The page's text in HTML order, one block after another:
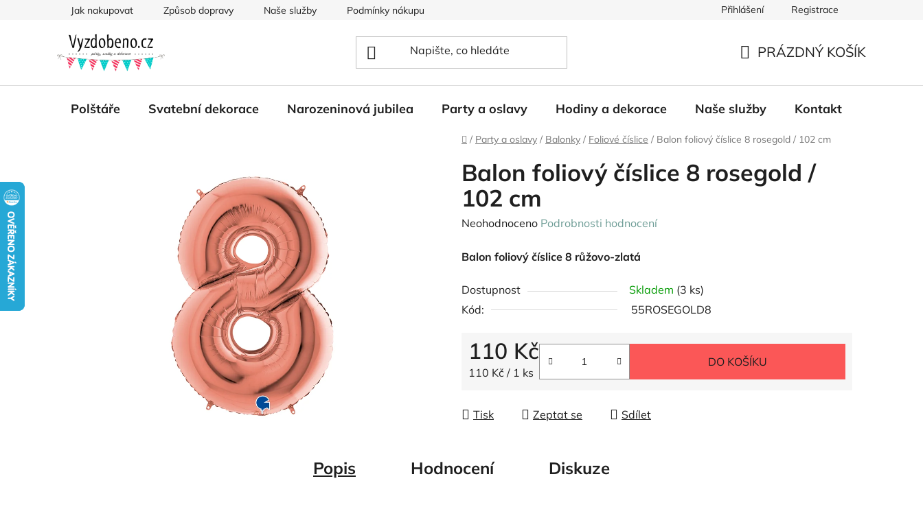
Jak nakupovat Způsob dopravy Naše služby Podmínky nákupu Přihlášení Registrace
KOŠÍK
PRÁZDNÝ KOŠÍK
Polštáře Svatební dekorace Narozeninová jubilea Party a oslavy Hodiny a dekorace Naše služby Kontakt
Domů
/ Party a oslavy / Balonky / Foliové číslice / Balon foliový číslice 8 rosegold / 102 cm
Balon foliový číslice 8 rosegold /
102 cm
Průměrné
produktu
0,0
z
hvězdiček.
Neohodnoceno Podrobnosti hodnocení
Balon foliový číslice 8 růžovo-zlatá
Dostupnost Skladem (3 ks)
Kód:
55ROSEGOLD8
110 Kč
Měrná cena:
110 Kč / 1 ks
DO KOŠÍKU
Tisk Zeptat se Sdílet
Popis Hodnocení Diskuze